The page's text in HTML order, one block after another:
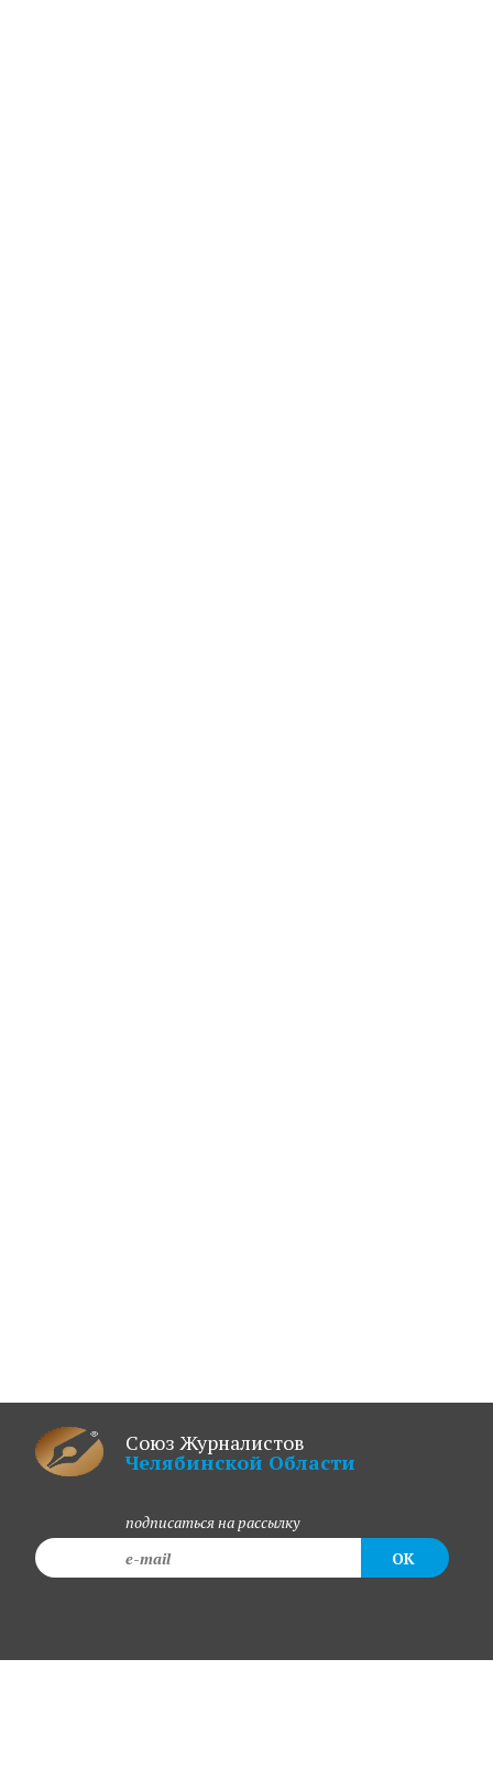
Союз Журналистов
Челябинской Области
подписаться на рассылку